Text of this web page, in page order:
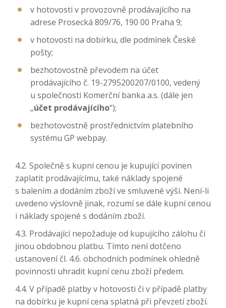
v hotovosti v provozovně prodávajícího na
adrese Prosecká 809/76, 190 00 Praha 9;
v hotovosti na dobírku, dle podmínek České
pošty;
bezhotovostně převodem na účet
prodávajícího č. 19-2795200207/0100, vedený
u společnosti Komerční banka a.s. (dále jen
„účet prodávajícího“);
bezhotovostně prostřednictvím platebního
systému GP webpay.
4.2. Společně s kupní cenou je kupující povinen
zaplatit prodávajícímu, také náklady spojené
s balením a dodáním zboží ve smluvené výši. Není-li
uvedeno výslovně jinak, rozumí se dále kupní cenou
i náklady spojené s dodáním zboží.
4.3. Prodávající nepožaduje od kupujícího zálohu či
jinou obdobnou platbu. Tímto není dotčeno
ustanovení čl. 4.6. obchodních podmínek ohledně
povinnosti uhradit kupní cenu zboží předem.
4.4. V případě platby v hotovosti či v případě platby
na dobírku je kupní cena splatná při převzetí zboží.